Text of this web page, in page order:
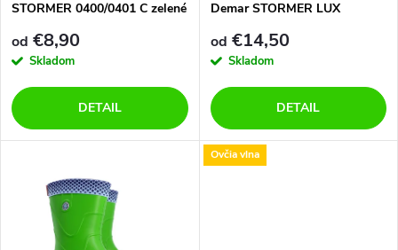
p
r
o
p
r
o
STORMER 0400/0401 C zelené
od €8,90
Skladom
DETAIL
Demar STORMER LUX
od €14,50
Skladom
DETAIL
Ovčia vlna